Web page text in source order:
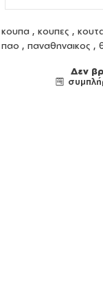
κουπα , κουπες ,
παο , παναθηναικος ,
Δεν